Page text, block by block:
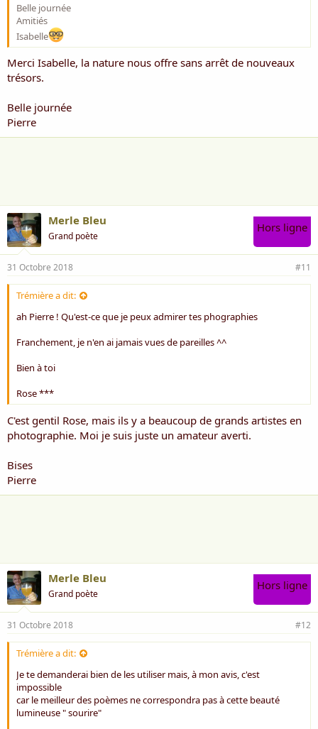
Belle journée
Amitiés
Isabelle
Merci Isabelle, la nature nous offre sans arrêt de nouveaux
trésors.
Belle journée
Pierre
Merle Bleu
Grand poète
Hors ligne
31 Octobre 2018 #11
Trémière a dit:
ah Pierre ! Qu'est-ce que je peux admirer tes phographies
Franchement, je n'en ai jamais vues de pareilles ^^
Bien à toi
Rose ***
C'est gentil Rose, mais ils y a beaucoup de grands artistes en
photographie. Moi je suis juste un amateur averti.
Bises
Pierre
Merle Bleu
Grand poète
Hors ligne
31 Octobre 2018 #12
Trémière a dit:
Je te demanderai bien de les utiliser mais, à mon avis, c'est
impossible
car le meilleur des poèmes ne correspondra pas à cette beauté
lumineuse " sourire"